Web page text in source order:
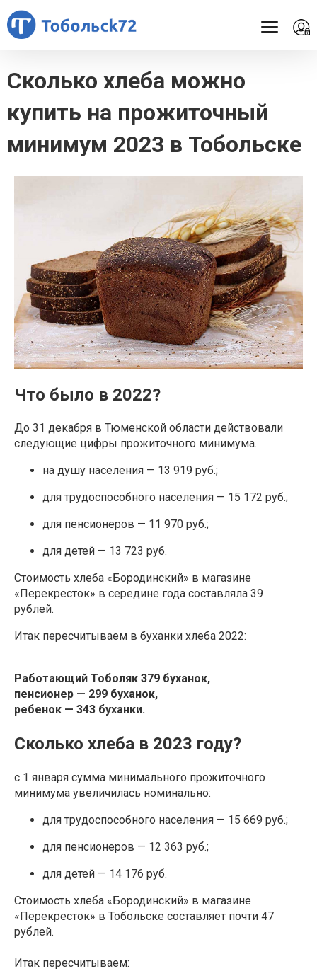
Сколько хлеба можно
купить на прожиточный
минимум 2023 в Тобольске
Что было в 2022?
До 31 декабря в Тюменской области действовали
следующие цифры прожиточного минимума.
на душу населения — 13 919 руб.;
для трудоспособного населения — 15 172 руб.;
для пенсионеров — 11 970 руб.;
для детей — 13 723 руб.
Стоимость хлеба «Бородинский» в магазине
«Перекресток» в середине года составляла 39
рублей.
Итак пересчитываем в буханки хлеба 2022:
Работающий Тоболяк 379 буханок,
пенсионер — 299 буханок,
ребенок — 343 буханки.
Сколько хлеба в 2023 году?
с 1 января сумма минимального прожиточного
минимума увеличилась номинально:
для трудоспособного населения — 15 669 руб.;
для пенсионеров — 12 363 руб.;
для детей — 14 176 руб.
Стоимость хлеба «Бородинский» в магазине
«Перекресток» в Тобольске составляет почти 47
рублей.
Итак пересчитываем: